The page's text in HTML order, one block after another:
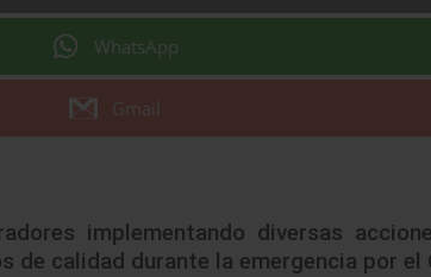
WhatsApp
Gmail
implementando diversas
de calidad durante la emergencia por el